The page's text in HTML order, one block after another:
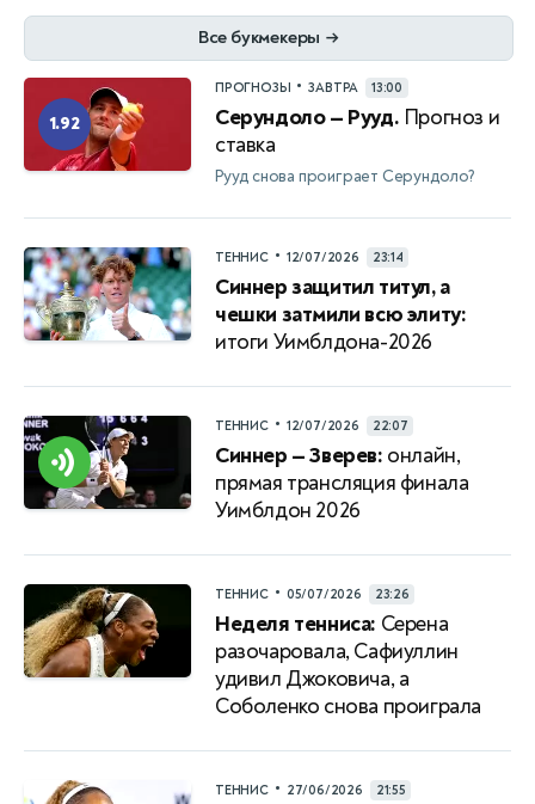
Все букмекеры →
1.92
ПРОГНОЗЫ • ЗАВТРА 13:00
Серундоло — Рууд. Прогноз и
ставка
Рууд снова проиграет Серундоло?
ТЕННИС • 12/07/2026 23:14
Синнер защитил титул, а
чешки затмили всю элиту:
итоги Уимблдона-2026
ТЕННИС • 12/07/2026 22:07
Синнер — Зверев: онлайн,
прямая трансляция финала
Уимблдон 2026
ТЕННИС • 05/07/2026 23:26
Неделя тенниса: Серена
разочаровала, Сафиуллин
удивил Джоковича, а
Соболенко снова проиграла
ТЕННИС • 27/06/2026 21:55